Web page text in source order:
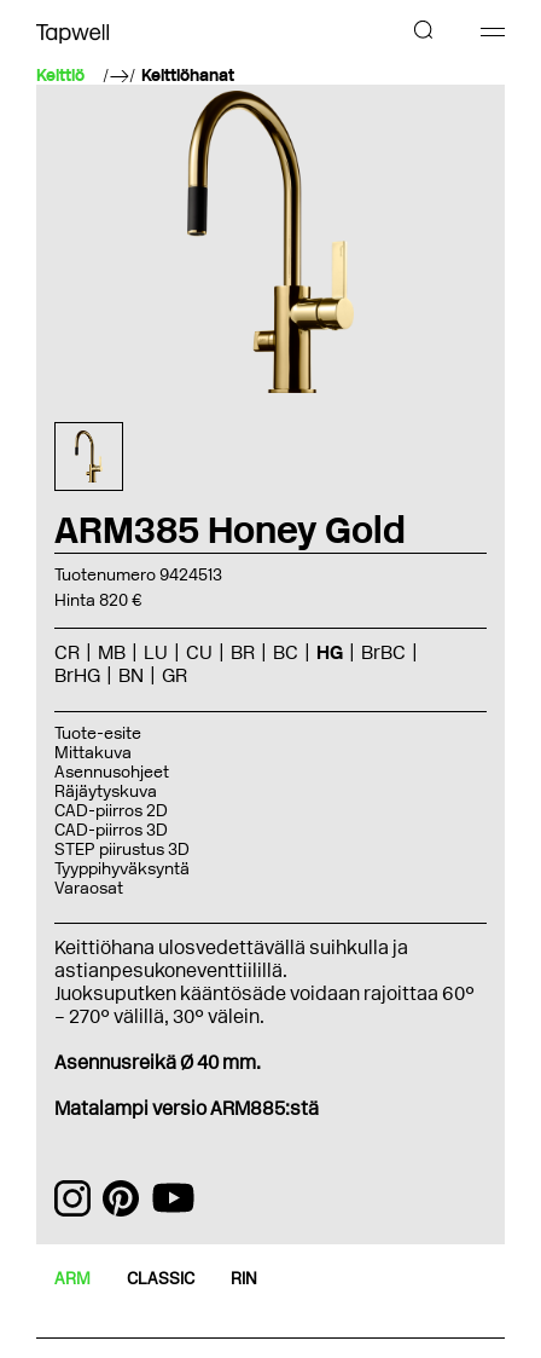
Keittiö Keittiöhanat
ARM385 Honey Gold
Tuotenumero 9424513
Hinta 820 €
CR MB LU CU BR BC HG
BrBC
BrHG
BN GR
Tuote-esite
Mittakuva
Asennusohjeet
Räjäytyskuva
CAD-piirros 2D
CAD-piirros 3D
STEP piirustus 3D
Tyyppihyväksyntä
Varaosat
Keittiöhana ulosvedettävällä suihkulla ja
astianpesukoneventtiilillä.
Juoksuputken kääntösäde voidaan rajoittaa 60°
– 270° välillä, 30° välein.
Asennusreikä Ø 40 mm.
Matalampi versio ARM885:stä
ARM CLASSIC RIN